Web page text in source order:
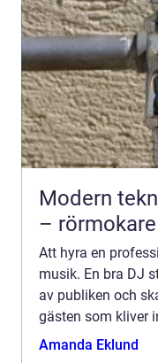
Modern
–
Att hyra en
musik. En bra DJ
av publiken och
gästen som kliver
För den som vill
Amanda Eklund